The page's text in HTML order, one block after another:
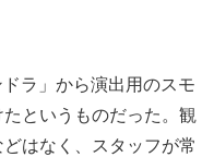
ラ」から演出用のスモ
というものだった。観
はなく、スタッフが常